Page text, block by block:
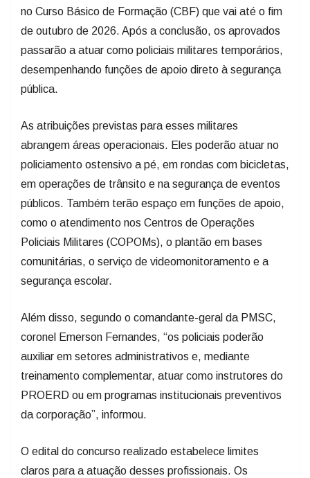
no Curso Básico de Formação (CBF) que vai até o fim
de outubro de 2026. Após a conclusão, os aprovados
passarão a atuar como policiais militares temporários,
desempenhando funções de apoio direto à segurança
pública.
As atribuições previstas para esses militares
abrangem áreas operacionais. Eles poderão atuar no
policiamento ostensivo a pé, em rondas com bicicletas,
em operações de trânsito e na segurança de eventos
públicos. Também terão espaço em funções de apoio,
como o atendimento nos Centros de Operações
Policiais Militares (COPOMs), o plantão em bases
comunitárias, o serviço de videomonitoramento e a
segurança escolar.
Além disso, segundo o comandante-geral da PMSC,
coronel Emerson Fernandes, “os policiais poderão
auxiliar em setores administrativos e, mediante
treinamento complementar, atuar como instrutores do
PROERD ou em programas institucionais preventivos
da corporação”, informou.
O edital do concurso realizado estabelece limites
claros para a atuação desses profissionais. Os